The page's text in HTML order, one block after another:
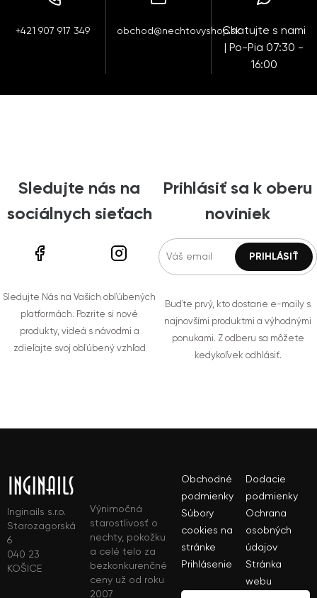
+421 907 917 349 obchod@nechtovyshop.skChatujte s nami
| Po-Pia 07:30 -
16:00
Sledujte nás na
sociálnych sieťach
Sledujte Nás na Vašich obľúbených
platformách. Pozrite si nové
produkty, videá s návodmi a
zdieľajte svoj obľúbený vzhľad
Prihlásiť sa k oberu
noviniek
Buďte prvý, kto dostane e-maily s
najnovšími produktmi a výhodnými
ponukami. Z odberu sa môžete
kedykoľvek odhlásiť.
Inginails s.r.o.
Starozagorská
6
040 23
KOŠICE
Výnimočná
starostlivosť o
nechty, pokožku
a celé telo za
bezkonkurenčné
ceny už od roku
2007
Obchodné
podmienky
Dodacie
podmienky
Súbory
cookies na
stránke
Ochrana
osobných
údajov
Prihlásenie
Stránka
webu